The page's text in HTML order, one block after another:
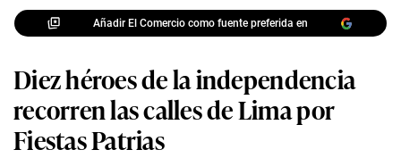
Añadir El Comercio como fuente preferida en
Diez héroes de la independencia
recorren las calles de Lima por
Fiestas Patrias